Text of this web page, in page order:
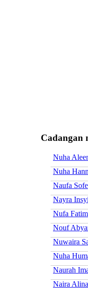
Cadangan
Nuha
Nuha
Naufa
Nayra
Nufa
Nouf
Nuwaira
Nuha
Naurah
Naira Alina